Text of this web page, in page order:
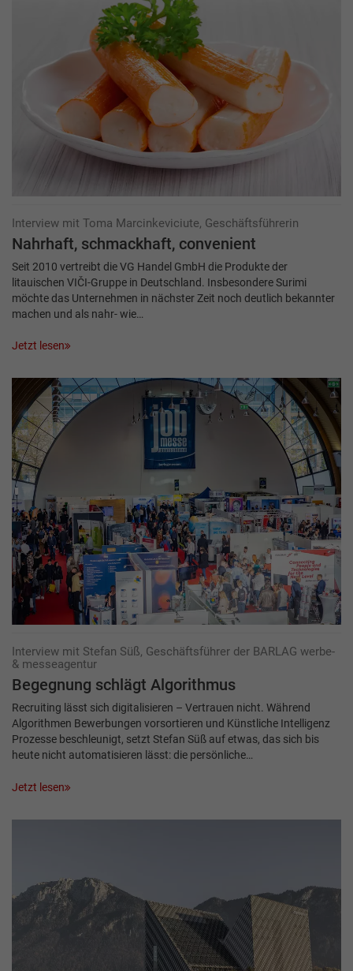
Interview mit Toma Marcinkeviciute, Geschäftsführerin
Nahrhaft, schmackhaft, convenient
Seit 2010 vertreibt die VG Handel GmbH die Produkte der
litauischen VIČI-Gruppe in Deutschland. Insbesondere Surimi
möchte das Unternehmen in nächster Zeit noch deutlich bekannter
machen und als nahr- wie…
Jetzt lesen
Interview mit Stefan Süß, Geschäftsführer der BARLAG werbe-
& messeagentur
Begegnung schlägt Algorithmus
Recruiting lässt sich digitalisieren – Vertrauen nicht. Während
Algorithmen Bewerbungen vorsortieren und Künstliche Intelligenz
Prozesse beschleunigt, setzt Stefan Süß auf etwas, das sich bis
heute nicht automatisieren lässt: die persönliche…
Jetzt lesen